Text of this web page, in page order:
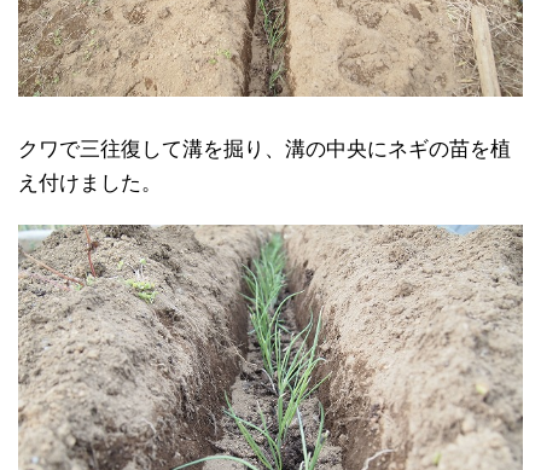
クワで三往復して溝を掘り、溝の中央にネギの苗を植
え付けました。